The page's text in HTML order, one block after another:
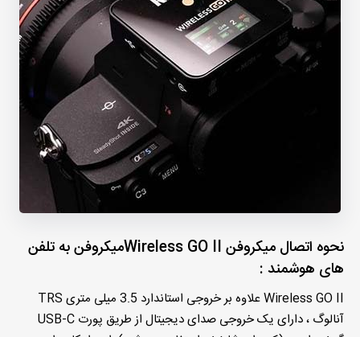
نحوه اتصال میکروفن Wireless GO IIمیکروفن به تلفن
های هوشمند :
Wireless GO II علاوه بر خروجی استاندارد 3.5 میلی متری TRS
آنالوگ ، دارای یک خروجی صدای دیجیتال از طریق پورت USB-C